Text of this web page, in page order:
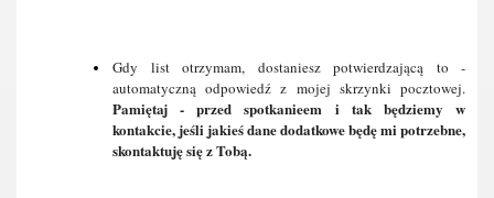
Gdy list otrzymam, dostaniesz potwierdzającą to -
Pamiętaj - przed spotkanieem i tak będziemy w
kontakcie, jeśli jakieś dane dodatkowe będę mi potrzebne,
skontaktuję się z Tobą.